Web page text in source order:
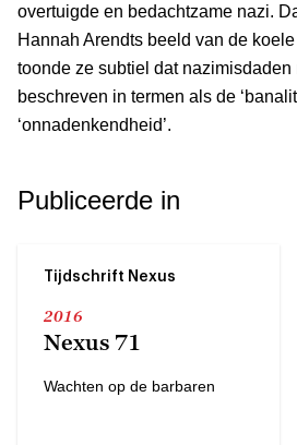
overtuigde en bedachtzame nazi.
Hannah Arendts beeld van de
toonde ze subtiel dat
beschreven in termen als de
‘onnadenkendheid’.
Publiceerde in
Tijdschrift Nexus
2016
Nexus 71
Wachten op de barbaren